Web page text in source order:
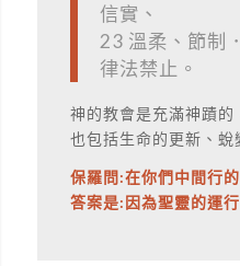
信實、
23 溫柔、節制
律法禁止。
神的教會是充滿神蹟的
也包括生命的更新、蛻
保羅問:在你們中間行
答案是:因為聖靈的運